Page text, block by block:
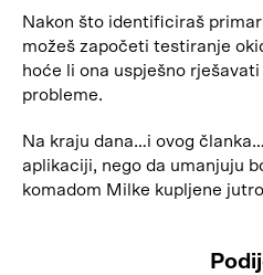
Nakon što identificiraš
možeš započeti testiranje
hoće li ona uspješno
probleme.
Na kraju dana…i ovog
aplikaciji, nego da umanjuju
komadom Milke kupljene